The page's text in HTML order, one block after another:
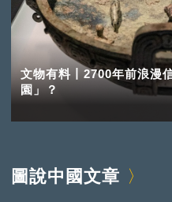
文物有料丨2700年前浪漫
園」？
圖說中國文章